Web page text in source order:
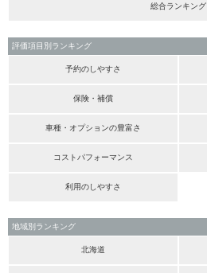
総合ランキング
評価項目別ランキング
予約のしやすさ
保険・補償
車種・オプションの豊富さ
コストパフォーマンス
利用のしやすさ
地域別ランキング
北海道